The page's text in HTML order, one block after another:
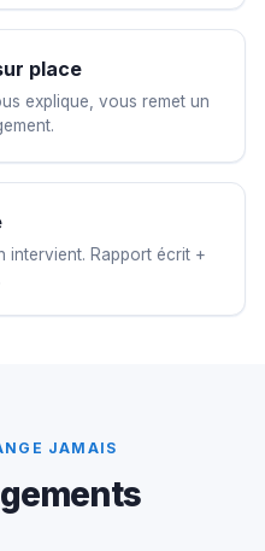
place
explique, vous remet un
intervient. Rapport écrit +
JAMAIS